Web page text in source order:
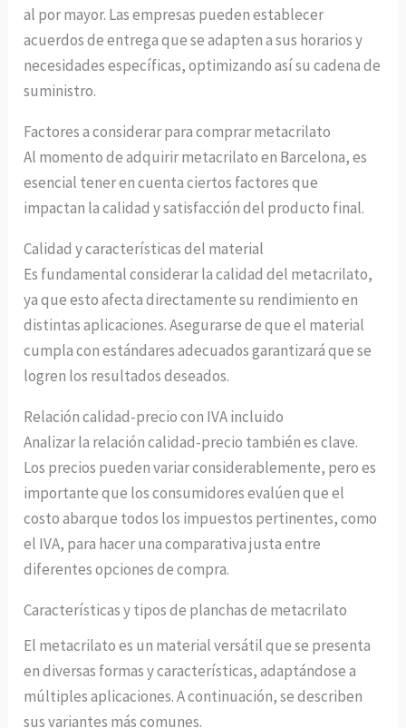
al por mayor. Las empresas pueden establecer
acuerdos de entrega que se adapten a sus horarios y
necesidades específicas, optimizando así su cadena de
suministro.
Factores a considerar para comprar metacrilato
Al momento de adquirir metacrilato en Barcelona, es
esencial tener en cuenta ciertos factores que
impactan la calidad y satisfacción del producto final.
Calidad y características del material
Es fundamental considerar la calidad del metacrilato,
ya que esto afecta directamente su rendimiento en
distintas aplicaciones. Asegurarse de que el material
cumpla con estándares adecuados garantizará que se
logren los resultados deseados.
Relación calidad-precio con IVA incluido
Analizar la relación calidad-precio también es clave.
Los precios pueden variar considerablemente, pero es
importante que los consumidores evalúen que el
costo abarque todos los impuestos pertinentes, como
el IVA, para hacer una comparativa justa entre
diferentes opciones de compra.
Características y tipos de planchas de metacrilato
El metacrilato es un material versátil que se presenta
en diversas formas y características, adaptándose a
múltiples aplicaciones. A continuación, se describen
sus variantes más comunes.